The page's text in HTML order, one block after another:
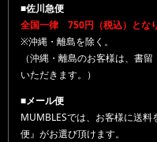
■佐川急便
全国一律 750円（税込）となり
※沖縄・離島を除く。
（沖縄・離島のお客様は、書
いただきます。）
■メール便
MUMBLESでは、お客様に送
便』がお選び頂けます。